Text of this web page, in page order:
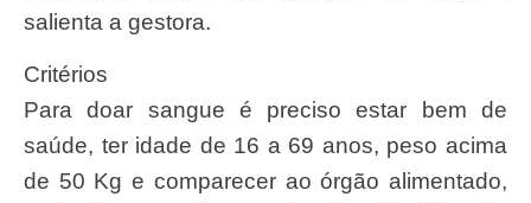
salienta a gestora.
Critérios
Para doar sangue é preciso estar bem de
saúde, ter idade de 16 a 69 anos, peso acima
de 50 Kg e comparecer ao órgão alimentado,